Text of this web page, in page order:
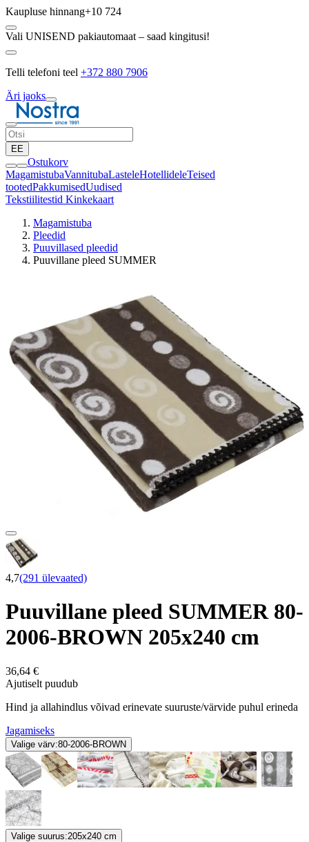
Kaupluse hinnang+10 724
Vali UNISEND pakiautomaat – saad kingitusi!
Telli telefoni teel +372 880 7906
Äri jaoks
EE
Ostukorv
MagamistubaVannitubaLasteleHotellideleTeised
tootedPakkumisedUudised
Tekstiilitestid Kinkekaart
Magamistuba
Pleedid
Puuvillased pleedid
Puuvillane pleed SUMMER
4,7(291 ülevaated)
Puuvillane pleed SUMMER 80-
2006-BROWN 205x240 cm
36,64 €
Ajutiselt puudub
Hind ja allahindlus võivad erinevate suuruste/värvide puhul erineda
Jagamiseks
Valige värv:80-2006-BROWN
Valige suurus:205x240 cm